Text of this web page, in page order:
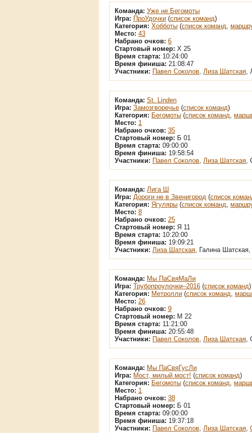
Команда: Уже не Бегомоты
Игра: ПроУдочки (список команд)
Категория: Хобботы (список команд
Место: 43
Набрано очков: 6
Стартовый номер: Х 25
Время старта: 10:24:00
Время финиша: 21:08:47
Участники: Павел Соколов Лиза Шатская
Команда: St. Linden
Игра: Замозгворечье (список команд)
Категория: Бегомоты (список команд
Место: 1
Набрано очков: 35
Стартовый номер: Б 01
Время старта: 09:00:00
Время финиша: 19:58:54
Участники: Павел Соколов Лиза Шатская
Команда: Лига Ш
Игра: Дороги не в Звенигород (список
Категория: Ягуляры (список команд
Место: 8
Набрано очков: 25
Стартовый номер: Я 11
Время старта: 10:20:00
Время финиша: 19:09:21
Участники: Лиза Шатская , Галина
Команда: Мы ПаСвяМаЛи
Игра: Трубопроулочки–2016 (список команд)
Категория: Метролли (список команд
Место: 26
Набрано очков: 9
Стартовый номер: М 22
Время старта: 11:21:00
Время финиша: 20:55:48
Участники: Павел Соколов Лиза Шатская
Команда: Мы ПаСвяГусЛи
Игра: Мост, милый мост! (список команд)
Категория: Бегомоты (список команд
Место: 1
Набрано очков: 38
Стартовый номер: Б 01
Время старта: 09:00:00
Время финиша: 19:37:18
Участники: Павел Соколов Лиза Шатская